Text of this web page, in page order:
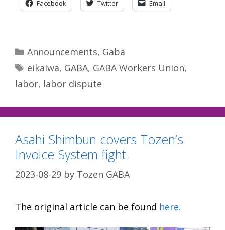
Facebook Twitter Email
Categories
Announcements, Gaba
Tags
eikaiwa, GABA, GABA Workers Union,
labor, labor dispute
Asahi Shimbun covers Tozen’s
Invoice System fight
2023-08-29 by Tozen GABA
The original article can be found here.